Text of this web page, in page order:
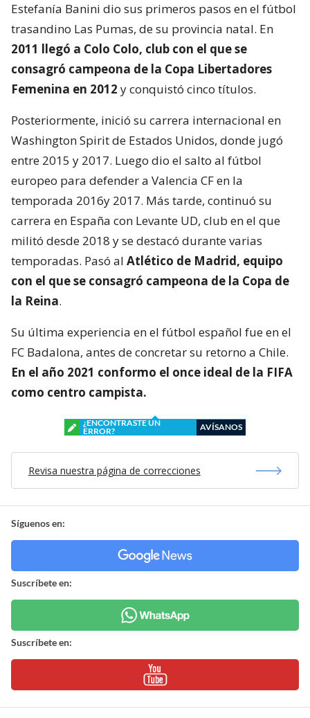
Estefanía Banini dio sus primeros pasos en el fútbol
trasandino Las Pumas, de su provincia natal. En
2011 llegó a Colo Colo, club con el que se
consagró campeona de la Copa Libertadores
Femenina en 2012 y conquistó cinco títulos.
Posteriormente, inició su carrera internacional en
Washington Spirit de Estados Unidos, donde jugó
entre 2015 y 2017. Luego dio el salto al fútbol
europeo para defender a Valencia CF en la
temporada 2016y 2017. Más tarde, continuó su
carrera en España con Levante UD, club en el que
militó desde 2018 y se destacó durante varias
temporadas. Pasó al Atlético de Madrid, equipo
con el que se consagró campeona de la Copa de
la Reina.
Su última experiencia en el fútbol español fue en el
FC Badalona, antes de concretar su retorno a Chile.
En el año 2021 conformo el once ideal de la FIFA
como centro campista.
¿ENCONTRASTE UN
ERROR?
AVÍSANOS
Revisa nuestra página de correcciones
Síguenos en:
Suscríbete en:
Suscríbete en: